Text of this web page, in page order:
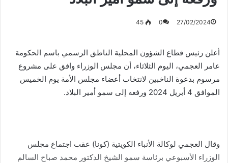
27/02/2024
0
45
أعلن رئيس قطاع الشؤون المحلية الناطق الرسمي باسم الحكومة
عامر العجمي، اليوم الثلاثاء، أن مجلس الوزراء وافق على مشروع
مرسوم بدعوة الناخبين لانتخاب أعضاء مجلس الأمة يوم الخميس
الموافق 4 أبريل 2024 ورفعه إلى سمو أمير البلاد.
وقال العجمي لوكالة الأنباء الكويتية (كونا) عقب اجتماع مجلس
الوزراء الأسبوعي برئاسة سمو الشيخ الدكتور محمد صباح السالم